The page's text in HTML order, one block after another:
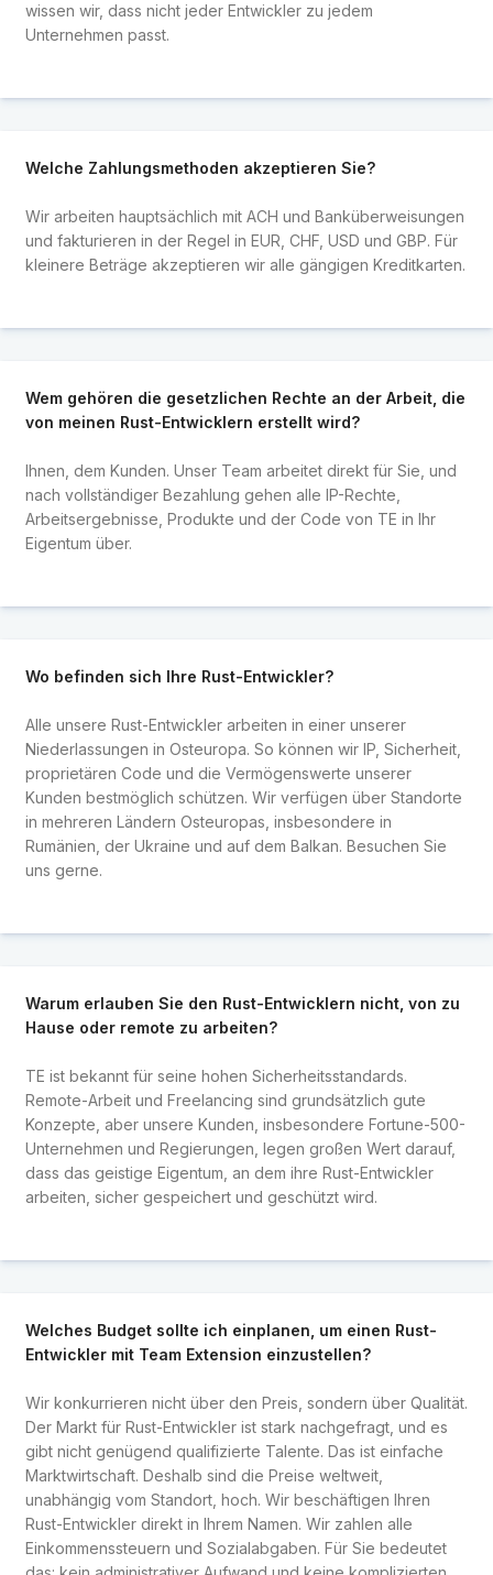
wissen wir, dass nicht jeder Entwickler zu jedem
Unternehmen passt.
Welche Zahlungsmethoden akzeptieren Sie?
Wir arbeiten hauptsächlich mit ACH und Banküberweisungen
und fakturieren in der Regel in EUR, CHF, USD und GBP. Für
kleinere Beträge akzeptieren wir alle gängigen Kreditkarten.
Wem gehören die gesetzlichen Rechte an der Arbeit, die
von meinen Rust-Entwicklern erstellt wird?
Ihnen, dem Kunden. Unser Team arbeitet direkt für Sie, und
nach vollständiger Bezahlung gehen alle IP-Rechte,
Arbeitsergebnisse, Produkte und der Code von TE in Ihr
Eigentum über.
Wo befinden sich Ihre Rust-Entwickler?
Alle unsere Rust-Entwickler arbeiten in einer unserer
Niederlassungen in Osteuropa. So können wir IP, Sicherheit,
proprietären Code und die Vermögenswerte unserer
Kunden bestmöglich schützen. Wir verfügen über Standorte
in mehreren Ländern Osteuropas, insbesondere in
Rumänien, der Ukraine und auf dem Balkan. Besuchen Sie
uns gerne.
Warum erlauben Sie den Rust-Entwicklern nicht, von zu
Hause oder remote zu arbeiten?
TE ist bekannt für seine hohen Sicherheitsstandards.
Remote-Arbeit und Freelancing sind grundsätzlich gute
Konzepte, aber unsere Kunden, insbesondere Fortune-500-
Unternehmen und Regierungen, legen großen Wert darauf,
dass das geistige Eigentum, an dem ihre Rust-Entwickler
arbeiten, sicher gespeichert und geschützt wird.
Welches Budget sollte ich einplanen, um einen Rust-
Entwickler mit Team Extension einzustellen?
Wir konkurrieren nicht über den Preis, sondern über Qualität.
Der Markt für Rust-Entwickler ist stark nachgefragt, und es
gibt nicht genügend qualifizierte Talente. Das ist einfache
Marktwirtschaft. Deshalb sind die Preise weltweit,
unabhängig vom Standort, hoch. Wir beschäftigen Ihren
Rust-Entwickler direkt in Ihrem Namen. Wir zahlen alle
Einkommenssteuern und Sozialabgaben. Für Sie bedeutet